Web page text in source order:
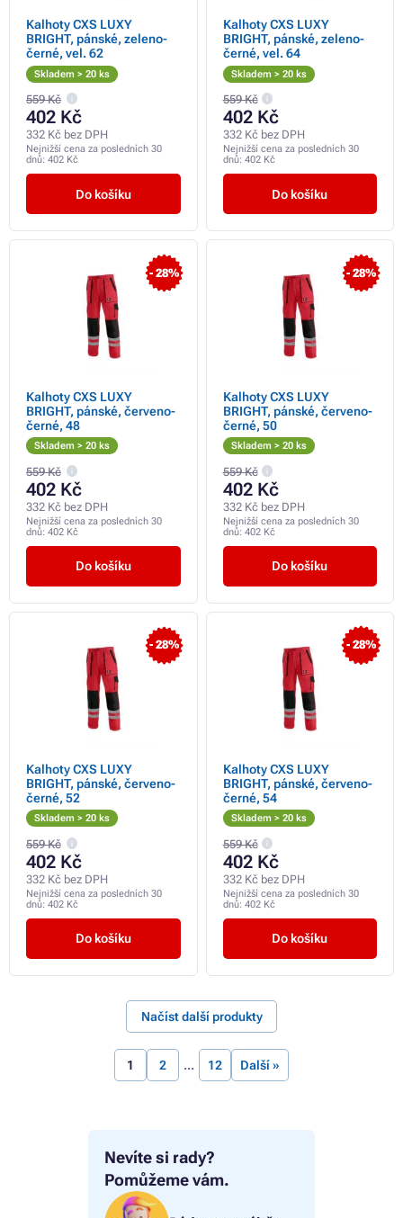
Nevíte si rady?
Pomůžeme vám.
Kalhoty CXS LUXY
BRIGHT, pánské, zeleno-
černé, vel. 62
Skladem > 20 ks
559 Kč
402 Kč
332 Kč bez DPH
Nejnižší cena za posledních 30
dnů: 402 Kč
Do košíku
Kalhoty CXS LUXY
BRIGHT, pánské, zeleno-
černé, vel. 64
Skladem > 20 ks
559 Kč
402 Kč
332 Kč bez DPH
Nejnižší cena za posledních 30
dnů: 402 Kč
Do košíku
- 28%
Kalhoty CXS LUXY
BRIGHT, pánské, červeno-
černé, 48
Skladem > 20 ks
559 Kč
402 Kč
332 Kč bez DPH
Nejnižší cena za posledních 30
dnů: 402 Kč
Do košíku
- 28%
Kalhoty CXS LUXY
BRIGHT, pánské, červeno-
černé, 50
Skladem > 20 ks
559 Kč
402 Kč
332 Kč bez DPH
Nejnižší cena za posledních 30
dnů: 402 Kč
Do košíku
- 28%
Kalhoty CXS LUXY
BRIGHT, pánské, červeno-
černé, 52
Skladem > 20 ks
559 Kč
402 Kč
332 Kč bez DPH
Nejnižší cena za posledních 30
dnů: 402 Kč
Do košíku
- 28%
Kalhoty CXS LUXY
BRIGHT, pánské, červeno-
černé, 54
Skladem > 20 ks
559 Kč
402 Kč
332 Kč bez DPH
Nejnižší cena za posledních 30
dnů: 402 Kč
Do košíku
Načíst další produkty
1 2 12 Další »